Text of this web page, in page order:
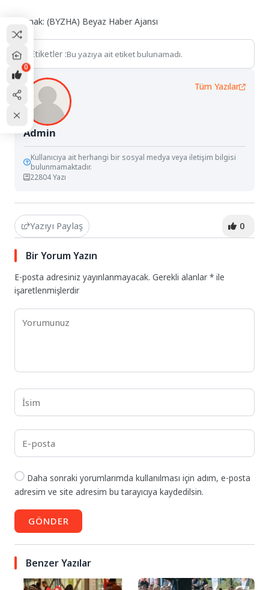
Kaynak: (BYZHA) Beyaz Haber Ajansı
Etiketler :Bu yazıya ait etiket bulunamadı.
Admin
Tüm Yazılar
Kullanıcıya ait herhangi bir sosyal medya veya iletişim bilgisi
bulunmamaktadır.
22804 Yazı
Yazıyı Paylaş 0
Bir Yorum Yazın
E-posta adresiniz yayınlanmayacak. Gerekli alanlar* ile
işaretlenmişlerdir
Daha sonraki yorumlarımda kullanılması için adım, e-posta
adresim ve site adresim bu tarayıcıya kaydedilsin.
GÖNDER
Benzer Yazılar
0